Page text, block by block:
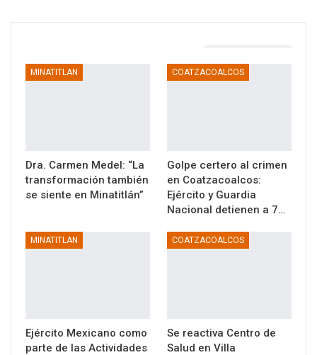
MINATITLAN
Dra. Carmen Medel: “La
transformación también
se siente en Minatitlán”
COATZACOALCOS
Golpe certero al crimen
en Coatzacoalcos:
Ejército y Guardia
Nacional detienen a 7…
MINATITLAN
Ejército Mexicano como
parte de las Actividades
COATZACOALCOS
Se reactiva Centro de
Salud en Villa